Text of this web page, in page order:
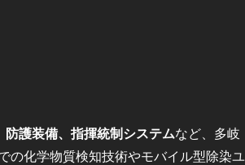
護装備、指揮統制システムなど、多岐
の化学物質検知技術やモバイル型除染ユ